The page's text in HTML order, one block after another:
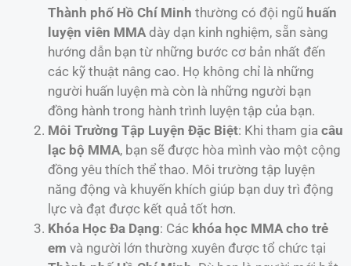
Thành phố Hồ Chí Minh thường có đội ngũ huấn
luyện viên MMA dày dạn kinh nghiệm, sẵn sàng
hướng dẫn bạn từ những bước cơ bản nhất đến
các kỹ thuật nâng cao. Họ không chỉ là những
người huấn luyện mà còn là những người bạn
đồng hành trong hành trình luyện tập của bạn.
Môi Trường Tập Luyện Đặc Biệt: Khi tham gia câu
lạc bộ MMA, bạn sẽ được hòa mình vào một cộng
đồng yêu thích thể thao. Môi trường tập luyện
năng động và khuyến khích giúp bạn duy trì động
lực và đạt được kết quả tốt hơn.
Khóa Học Đa Dạng: Các khóa học MMA cho trẻ
em và người lớn thường xuyên được tổ chức tại